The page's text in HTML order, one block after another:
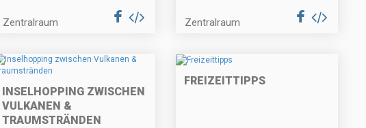
Zentralraum Zentralraum
INSELHOPPING ZWISCHEN
VULKANEN &
TRAUMSTRÄNDEN
FREIZEITTIPPS